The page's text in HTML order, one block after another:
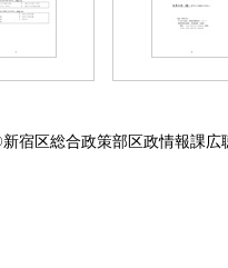
宿区総合政策部区政情報課